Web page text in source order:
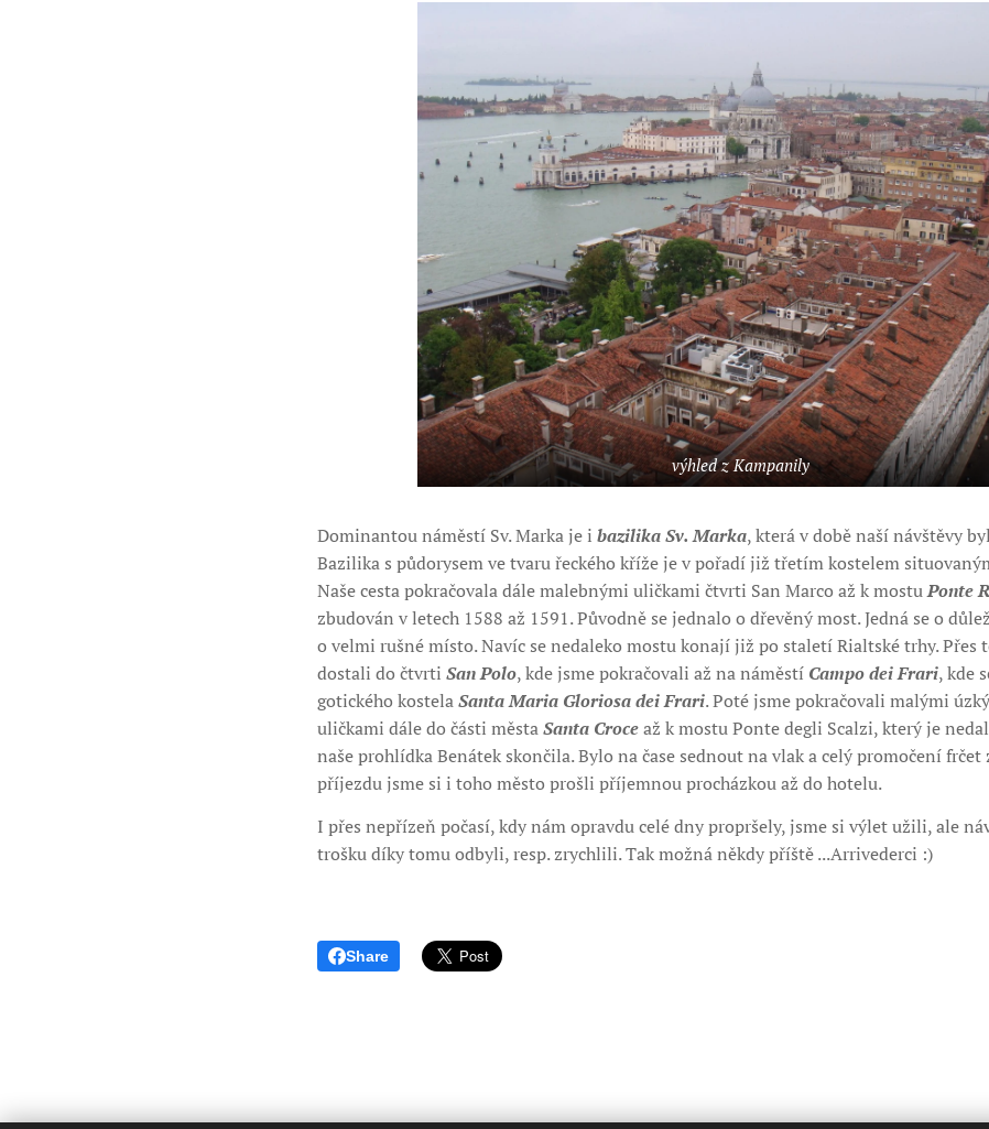
výhled z Kampanily
Dominantou náměstí Sv. Marka je i bazilika Sv. Marka, která v době naší návštěvy
Bazilika s půdorysem ve tvaru řeckého kříže je v pořadí již třetím kostelem
Naše cesta pokračovala dále malebnými uličkami čtvrti San Marco až k mostuPonte
zbudován v letech 1588 až 1591. Původně se jednalo o dřevěný most. Jedná se o
o velmi rušné místo. Navíc se nedaleko mostu konají již po staletí Rialtské trhy. Přes
dostali do čtvrti San Polo, kde jsme pokračovali až na náměstí Campo dei Frari, kde
gotického kostelaSanta Maria Gloriosa dei Frari. Poté jsme pokračovali malými
uličkami dále do části městaSanta Croceaž k mostu Ponte degli Scalzi, který je
naše prohlídka Benátek skončila. Bylo na čase sednout na vlak a celý promočení frčet
příjezdu jsme si i toho město prošli příjemnou procházkou až do hotelu.
I přes nepřízeň počasí, kdy nám opravdu celé dny propršely, jsme si výlet užili, ale
trošku díky tomu odbyli, resp. zrychlili. Tak možná někdy příště ...Arrivederci :)
Share